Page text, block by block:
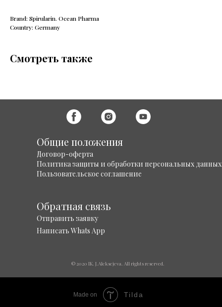
Brand: Spirularin. Ocean Pharma
Country: Germany
Смотреть также
Общие положения
Договор-оферта
Политика защиты и обработки персональных данных
Пользовательское соглашение
Обратная связь
Написать Whats App
Отправить заявку
© 2020 IK. J.Aleksejeva. All rights reserved.
Made on Tilda